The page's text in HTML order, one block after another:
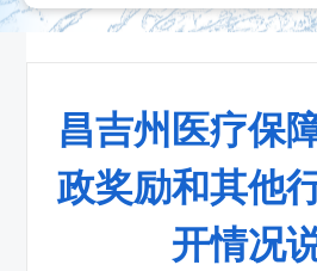
昌吉州医疗保
政奖励和其他
开情况